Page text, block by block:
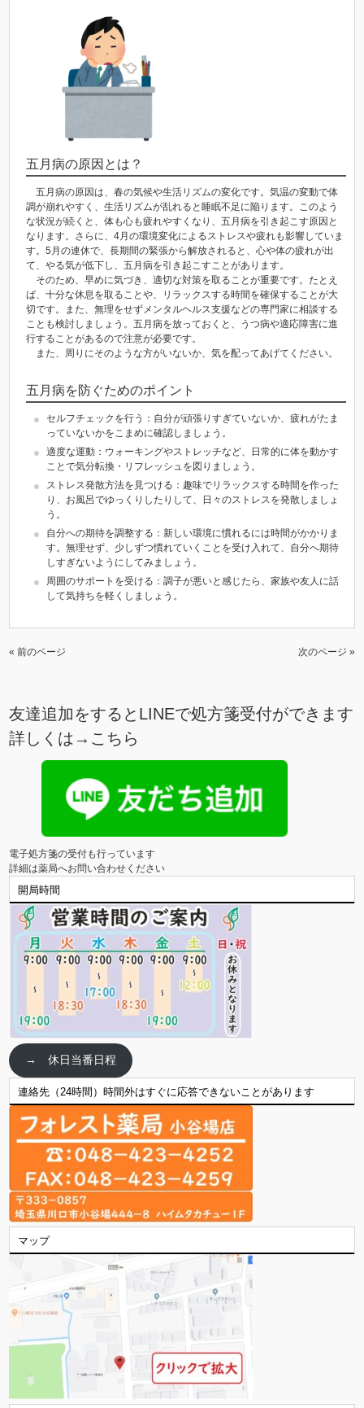
五月病の原因とは？
五月病の原因は、春の気候や生活リズムの変化です。気温の変動で体
調が崩れやすく、生活リズムが乱れると睡眠不足に陥ります。このよう
な状況が続くと、体も心も疲れやすくなり、五月病を引き起こす原因と
なります。さらに、4月の環境変化によるストレスや疲れも影響していま
す。5月の連休で、長期間の緊張から解放されると、心や体の疲れが出
て、やる気が低下し、五月病を引き起こすことがあります。
そのため、早めに気づき、適切な対策を取ることが重要です。たとえ
ば、十分な休息を取ることや、リラックスする時間を確保することが大
切です。また、無理をせずメンタルヘルス支援などの専門家に相談する
ことも検討しましょう。五月病を放っておくと、うつ病や適応障害に進
行することがあるので注意が必要です。
また、周りにそのような方がいないか、気を配ってあげてください。
五月病を防ぐためのポイント
セルフチェックを行う：自分が頑張りすぎていないか、疲れがたま
っていないかをこまめに確認しましょう。
適度な運動：ウォーキングやストレッチなど、日常的に体を動かす
ことで気分転換・リフレッシュを図りましょう。
ストレス発散方法を見つける：趣味でリラックスする時間を作った
り、お風呂でゆっくりしたりして、日々のストレスを発散しましょ
う。
自分への期待を調整する：新しい環境に慣れるには時間がかかりま
す。無理せず、少しずつ慣れていくことを受け入れて、自分へ期待
しすぎないようにしてみましょう。
周囲のサポートを受ける：調子が悪いと感じたら、家族や友人に話
して気持ちを軽くしましょう。
« 前のページ 次のページ »
友達追加をするとLINEで処方箋受付ができます
詳しくは→ こちら
電子処方箋の受付も行っています
詳細は薬局へお問い合わせください
開局時間
→ 休日当番日程
連絡先（24時間）時間外はすぐに応答できないことがあります
マップ